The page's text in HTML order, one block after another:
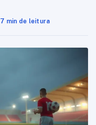
7 min de leitura